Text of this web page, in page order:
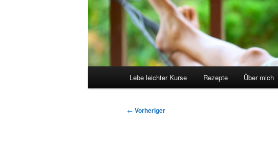
Lebe leichter Kurse Rezepte Über mich
Beitragsnavigation
← Vorheriger